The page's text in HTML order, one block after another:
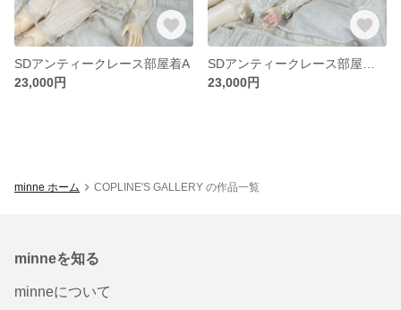
SDアンティークレース部屋着A
23,000円
23,000円
minne ホーム COPLINE'S GALLERY の作品一覧
minneを知る
minneについて